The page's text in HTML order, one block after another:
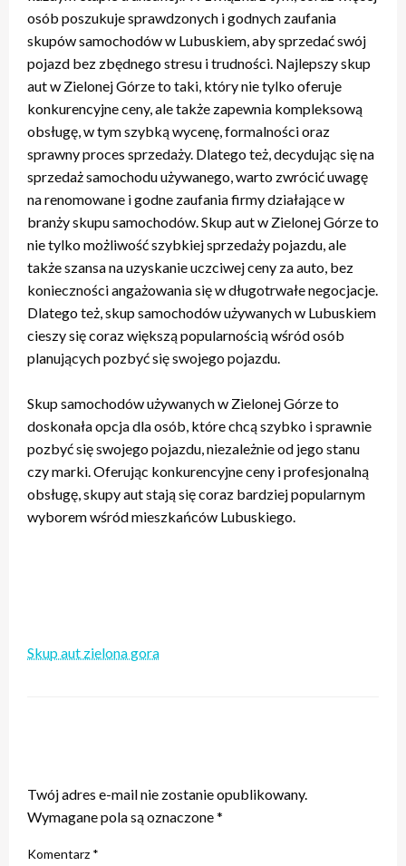
osób poszukuje sprawdzonych i godnych zaufania
skupów samochodów w Lubuskiem, aby sprzedać swój
pojazd bez zbędnego stresu i trudności. Najlepszy skup
aut w Zielonej Górze to taki, który nie tylko oferuje
konkurencyjne ceny, ale także zapewnia kompleksową
obsługę, w tym szybką wycenę, formalności oraz
sprawny proces sprzedaży. Dlatego też, decydując się na
sprzedaż samochodu używanego, warto zwrócić uwagę
na renomowane i godne zaufania firmy działające w
branży skupu samochodów. Skup aut w Zielonej Górze to
nie tylko możliwość szybkiej sprzedaży pojazdu, ale
także szansa na uzyskanie uczciwej ceny za auto, bez
konieczności angażowania się w długotrwałe negocjacje.
Dlatego też, skup samochodów używanych w Lubuskiem
cieszy się coraz większą popularnością wśród osób
planujących pozbyć się swojego pojazdu.
Skup samochodów używanych w Zielonej Górze to
doskonała opcja dla osób, które chcą szybko i sprawnie
pozbyć się swojego pojazdu, niezależnie od jego stanu
czy marki. Oferując konkurencyjne ceny i profesjonalną
obsługę, skupy aut stają się coraz bardziej popularnym
wyborem wśród mieszkańców Lubuskiego.
Skup aut zielona gora
Twój adres e-mail nie zostanie opublikowany.
Wymagane pola są oznaczone*
Komentarz *